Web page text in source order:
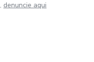
denuncie aqui